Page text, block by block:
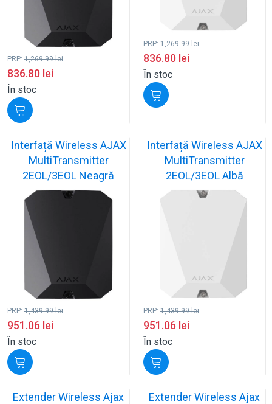
PRP: 1,269.99lei
836.80 lei
În stoc
PRP: 1,269.99lei
836.80 lei
În stoc
Interfață Wireless AJAX
MultiTransmitter
2EOL/3EOL Neagră
PRP: 1,439.99lei
951.06 lei
În stoc
Interfață Wireless AJAX
MultiTransmitter
2EOL/3EOL Albă
PRP: 1,439.99lei
951.06 lei
În stoc
Extender Wireless Ajax
Extender Wireless Ajax